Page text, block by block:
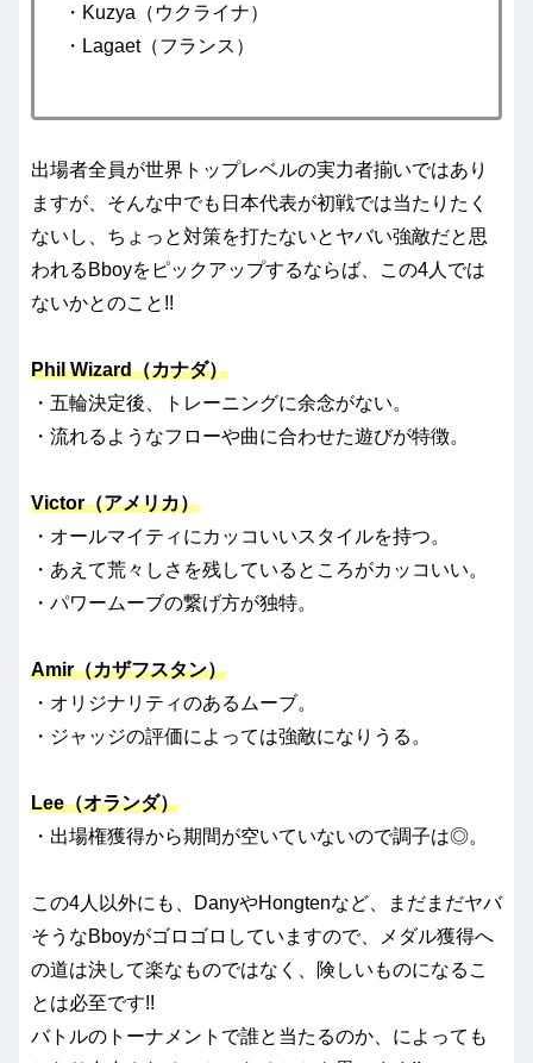
・Kuzya（ウクライナ）
・Lagaet（フランス）
出場者全員が世界トップレベルの実力者揃いではあり
ますが、そんな中でも日本代表が初戦では当たりたく
ないし、ちょっと対策を打たないとヤバい強敵だと思
われるBboyをピックアップするならば、この4人では
ないかとのこと!!
Phil Wizard（カナダ）
・五輪決定後、トレーニングに余念がない。
・流れるようなフローや曲に合わせた遊びが特徴。
Victor（アメリカ）
・オールマイティにカッコいいスタイルを持つ。
・あえて荒々しさを残しているところがカッコいい。
・パワームーブの繋げ方が独特。
Amir（カザフスタン）
・オリジナリティのあるムーブ。
・ジャッジの評価によっては強敵になりうる。
Lee（オランダ）
・出場権獲得から期間が空いていないので調子は◎。
この4人以外にも、DanyやHongtenなど、まだまだヤバ
そうなBboyがゴロゴロしていますので、メダル獲得へ
の道は決して楽なものではなく、険しいものになるこ
とは必至です!!
バトルのトーナメントで誰と当たるのか、によっても